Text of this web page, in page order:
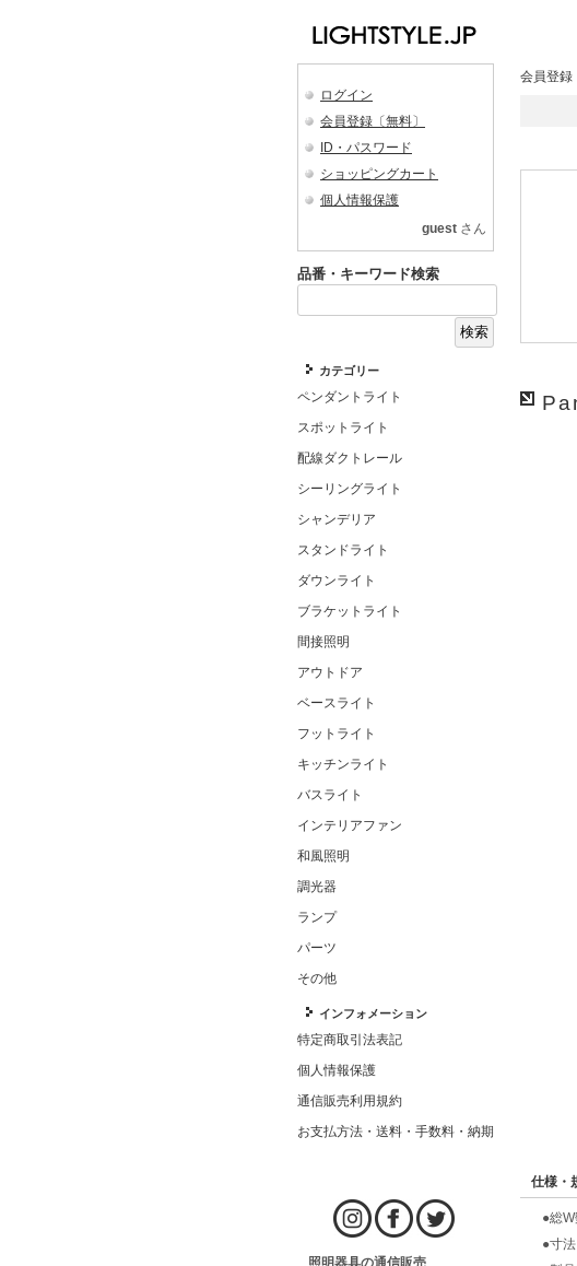
ログイン
会員登録〔無料〕
ID・パスワード
ショッピングカート
個人情報保護
guest さん
品番・キーワード検索
カテゴリー
ペンダントライト
スポットライト
配線ダクトレール
シーリングライト
シャンデリア
スタンドライト
ダウンライト
ブラケットライト
間接照明
アウトドア
ベースライト
フットライト
キッチンライト
バスライト
インテリアファン
和風照明
調光器
ランプ
パーツ
その他
インフォメーション
特定商取引法表記
個人情報保護
通信販売利用規約
お支払方法・送料・手数料・納期
照明器具の通信販売
会員登録
仕様・
●総
●寸